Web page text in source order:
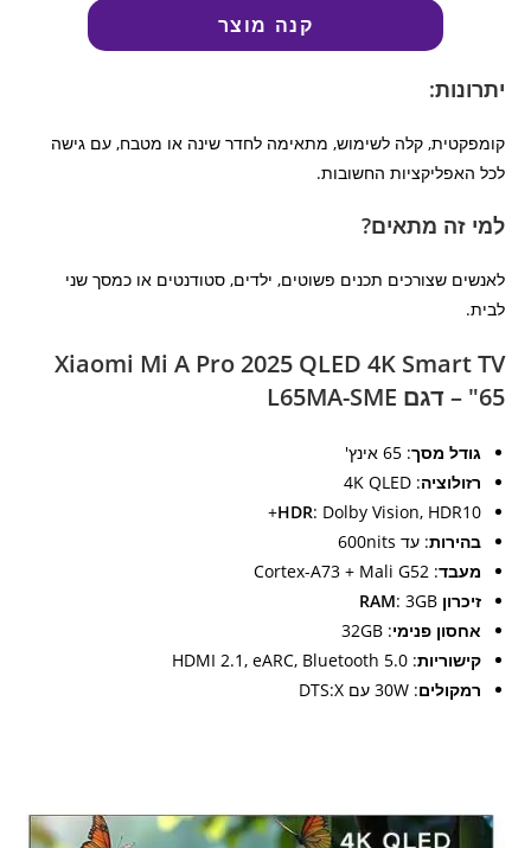
קנה מוצר
יתרונות:
קומפקטית, קלה לשימוש, מתאימה לחדר שינה או מטבח, עם גישה
לכל האפליקציות החשובות.
למי זה מתאים?
לאנשים שצורכים תכנים פשוטים, ילדים, סטודנטים או כמסך שני
לבית.
Xiaomi Mi A Pro 2025 QLED 4K Smart TV
65" – דגם L65MA-SME
גודל מסך: 65 אינץ'
רזולוציה: 4K QLED
HDR: Dolby Vision, HDR10+
בהירות: עד 600nits
מעבד: Cortex-A73 + Mali G52
זיכרון RAM: 3GB
אחסון פנימי: 32GB
קישוריות: HDMI 2.1, eARC, Bluetooth 5.0
רמקולים: 30W עם DTS:X